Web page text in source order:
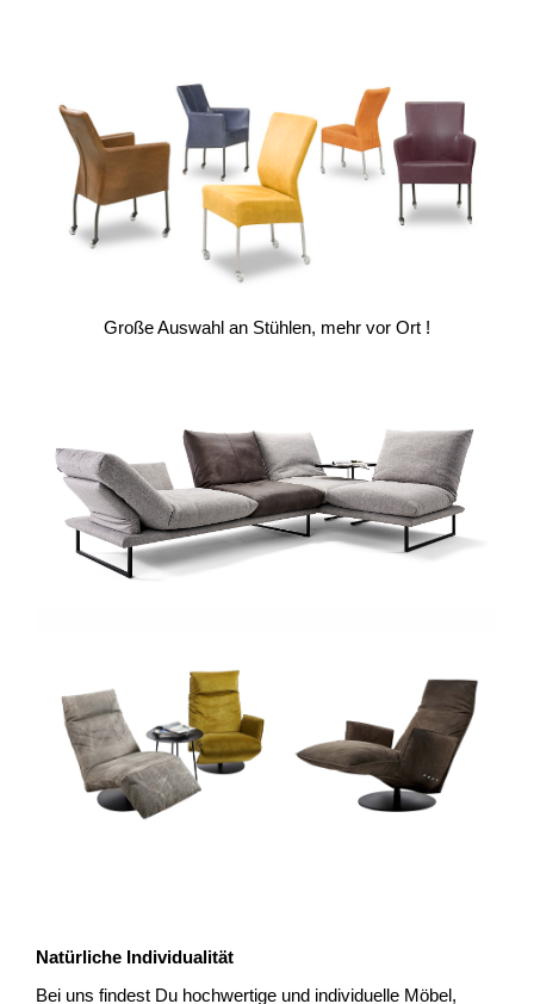
Große Auswahl an Stühlen, mehr vor Ort !
Natürliche Individualität
Bei uns findest Du hochwertige und individuelle Möbel,